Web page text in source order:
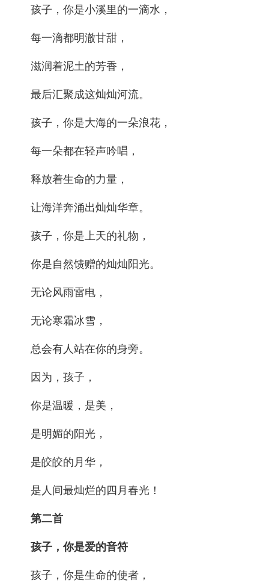
孩子，你是小溪里的一滴水，
每一滴都明澈甘甜，
滋润着泥土的芳香，
最后汇聚成这灿灿河流。
孩子，你是大海的一朵浪花，
每一朵都在轻声吟唱，
释放着生命的力量，
让海洋奔涌出灿灿华章。
孩子，你是上天的礼物，
你是自然馈赠的灿灿阳光。
无论风雨雷电，
无论寒霜冰雪，
总会有人站在你的身旁。
因为，孩子，
你是温暖，是美，
是明媚的阳光，
是皎皎的月华，
是人间最灿烂的四月春光！
第二首
孩子，你是爱的音符
孩子，你是生命的使者，